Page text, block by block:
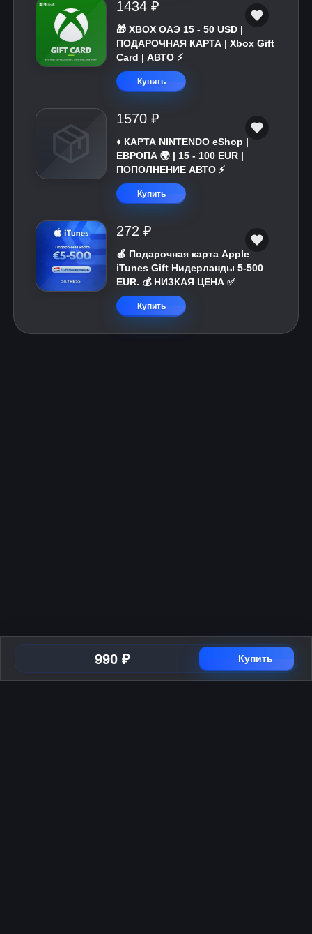
990 ₽ Купить
1434 ₽
🎁 XBOX ОАЭ 15 - 50 USD |
ПОДАРОЧНАЯ КАРТА | Xbox Gift
Card | АВТО ⚡
Купить
1570 ₽
♦️ КАРТА NINTENDO eShop |
ЕВРОПА 🌍 | 15 - 100 EUR |
ПОПОЛНЕНИЕ АВТО ⚡
Купить
272 ₽
🍎 Подарочная карта Apple
iTunes Gift Нидерланды 5-500
EUR. 💰 НИЗКАЯ ЦЕНА ✅
Купить